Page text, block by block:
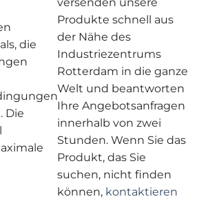
die
Die
Produkte schnell aus
der Nähe des
Industriezentrums
Rotterdam in die ganze
Welt und beantworten
Ihre Angebotsanfragen
innerhalb von zwei
Stunden. Wenn Sie das
Produkt, das Sie
suchen, nicht finden
können, kontaktieren